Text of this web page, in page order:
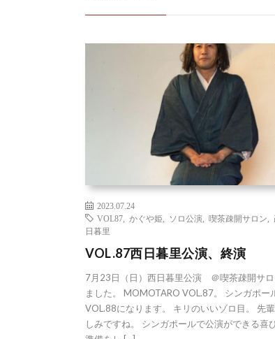
2023.07.24
VOL87
かぐや姫 ソロ公演 喫茶疎開サロン
日暮里
VOL.87西日暮里公演、終演
7月23日（日）西日暮里公演 ＠喫茶疎開サ
ました。 MOMOTARO VOL.87。 シンガポー
VOL.88になります。 キリのいいゾロ目。 先
しみですね。 シンガポールで公演ができる喜